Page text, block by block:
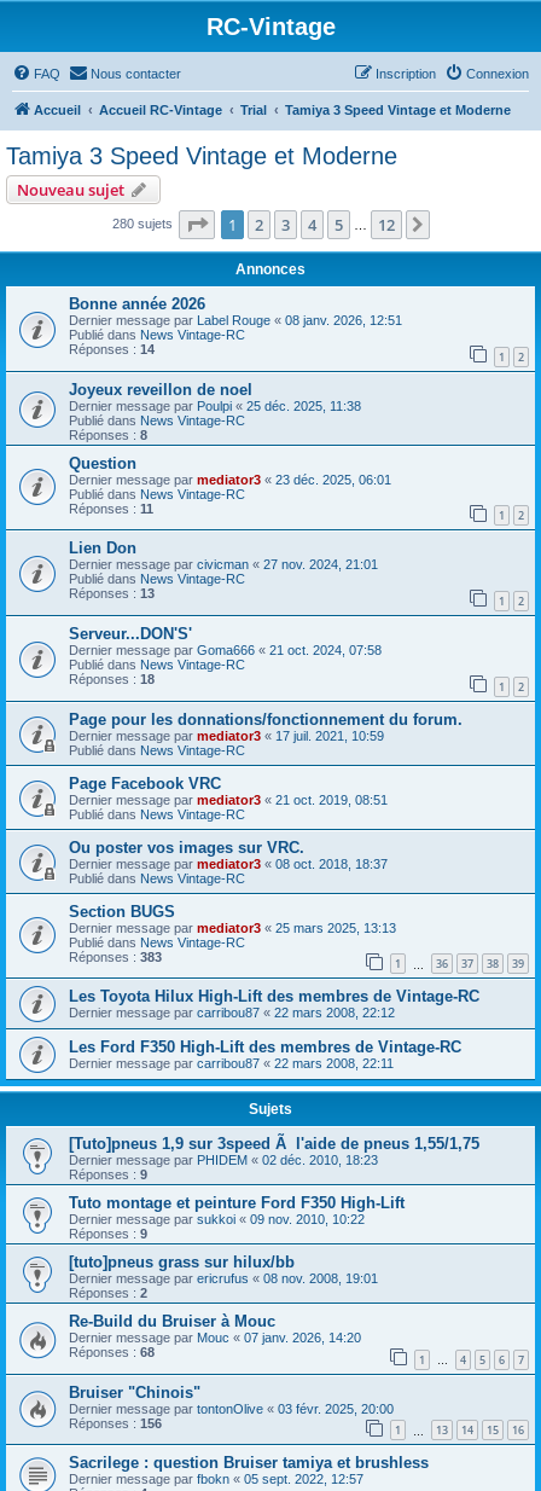
RC-Vintage
FAQ Nous contacter Connexion
Inscription
Accueil Accueil RC-Vintage Trial Tamiya 3 Speed Vintage et Moderne
Tamiya 3 Speed Vintage et Moderne
Nouveau sujet
280 sujets Page 1sur12
1 2 3 4 5 12
Annonces
Bonne année 2026
Dernier message par Label Rouge « 08 janv. 2026, 12:51
Publié dans News Vintage-RC
Réponses : 14 1 2
Joyeux reveillon de noel
Dernier message par Poulpi « 25 déc. 2025, 11:38
Publié dans News Vintage-RC
Réponses : 8
Question
Dernier message par mediator3 « 23 déc. 2025, 06:01
Publié dans News Vintage-RC
Réponses : 11 1 2
Lien Don
Dernier message par civicman « 27 nov. 2024, 21:01
Publié dans News Vintage-RC
Réponses : 13 1 2
Serveur...DON'S'
Dernier message par Goma666 « 21 oct. 2024, 07:58
Publié dans News Vintage-RC
Réponses : 18 1 2
Page pour les donnations/fonctionnement du forum.
Dernier message par mediator3 « 17 juil. 2021, 10:59
Publié dans News Vintage-RC
Page Facebook VRC
Dernier message par mediator3 « 21 oct. 2019, 08:51
Publié dans News Vintage-RC
Ou poster vos images sur VRC.
Dernier message par mediator3 « 08 oct. 2018, 18:37
Publié dans News Vintage-RC
Section BUGS
Dernier message par mediator3 « 25 mars 2025, 13:13
Publié dans News Vintage-RC
Réponses : 383 1 36 37 38 39
Les Toyota Hilux High-Lift des membres de Vintage-RC
Dernier message par carribou87 « 22 mars 2008, 22:12
Les Ford F350 High-Lift des membres de Vintage-RC
Dernier message par carribou87 « 22 mars 2008, 22:11
Sujets
[Tuto]pneus 1,9 sur 3speed Ã l'aide de pneus 1,55/1,75
Dernier message par PHIDEM « 02 déc. 2010, 18:23
Réponses : 9
Tuto montage et peinture Ford F350 High-Lift
Dernier message par sukkoi « 09 nov. 2010, 10:22
Réponses : 9
[tuto]pneus grass sur hilux/bb
Dernier message par ericrufus « 08 nov. 2008, 19:01
Réponses : 2
Re-Build du Bruiser à Mouc
Dernier message par Mouc « 07 janv. 2026, 14:20
Réponses : 68 1 … 4 5 6 7
Bruiser "Chinois"
Dernier message par tontonOlive « 03 févr. 2025, 20:00
Réponses : 156 1 13 14 15 16
Sacrilege : question Bruiser tamiya et brushless
Dernier message par fbokn « 05 sept. 2022, 12:57